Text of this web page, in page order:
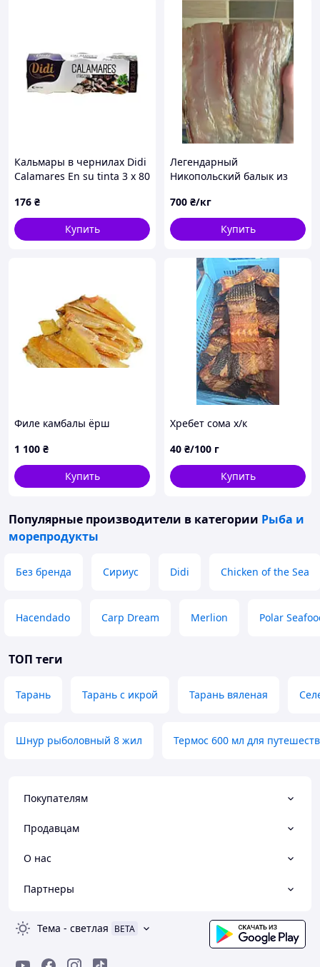
Кальмары в чернилах Didi
Calamares En su tinta 3 x 80
176 ₴
Купить
Легендарный
Никопольский балык из
700 ₴/кг
Купить
Филе камбалы ёрш
1 100 ₴
Купить
Хребет сома х/к
40 ₴/100 г
Купить
Популярные производители в категории Рыба и
морепродукты
Без бренда Сириус Didi Chicken of the Sea
Hacendado Carp Dream Merlion Polar
ТОП теги
Тарань Тарань с икрой Тарань вяленая
Шнур рыболовный 8 жил Термос 600 мл для
Покупателям
Продавцам
О нас
Партнеры
Тема - светлая BETA